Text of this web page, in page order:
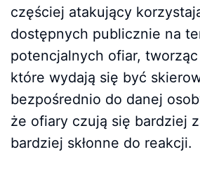
częściej atakujący
dostępnych publicznie na
potencjalnych ofiar,
które wydają się być
bezpośrednio do danej
że ofiary czują się bardziej
bardziej skłonne do reakcji.